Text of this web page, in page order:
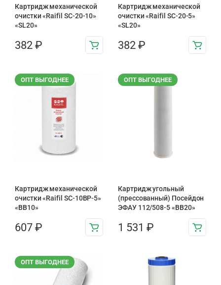
Картридж механической
очистки «Raifil SC-20-10»
«SL20»
382 ₽
Картридж механической
очистки «Raifil SC-20-5»
«SL20»
382 ₽
ОПТ ВЫГОДНЕЕ
Картридж механической
очистки «Raifil SC-10BP-5»
«BB10»
607 ₽
ОПТ ВЫГОДНЕЕ
Картридж угольный
(прессованный) Посейдон
ЭФАУ 112/508-5 «BB20»
1 531 ₽
ОПТ ВЫГОДНЕЕ